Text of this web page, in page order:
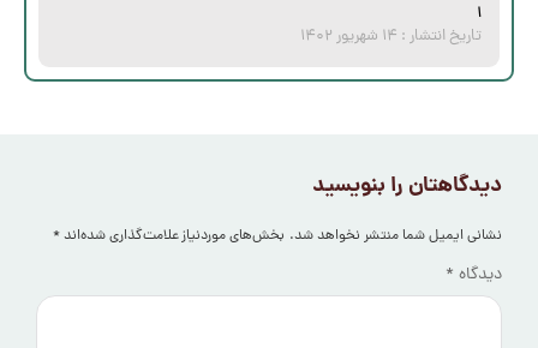
۱
تاریخ انتشار : ۱۴ شهریور ۱۴۰۲
دیدگاهتان را بنویسید
نشانی ایمیل شما منتشر نخواهد شد. بخش‌های موردنیاز علامت‌گذاری شده‌اند*
دیدگاه *